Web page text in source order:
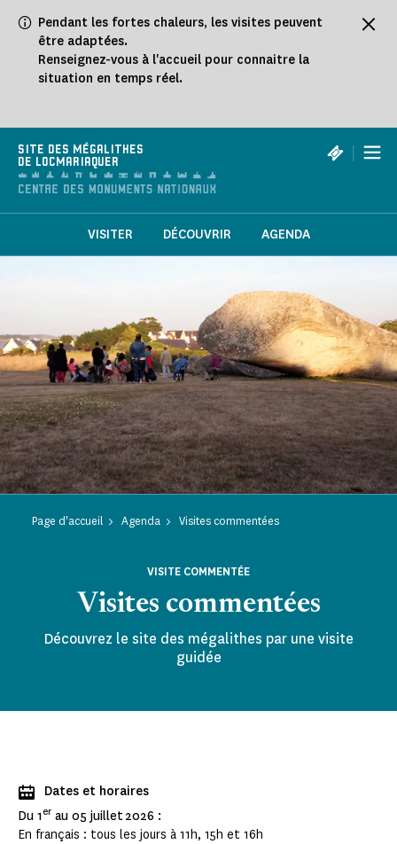
Pendant les fortes chaleurs, les visites peuvent
être adaptées.
Renseignez-vous à l'accueil pour connaitre la
situation en temps réel.
SITE DES MÉGALITHES
DE LOCMARIAQUER
|
VISITER DÉCOUVRIR AGENDA
Page d'accueil Agenda Visites commentées
Visites commentées
VISITE COMMENTÉE
Découvrez le site des mégalithes par une visite
guidée
Dates et horaires
Du 1er au 05 juillet 2026 :
En français : tous les jours à 11h, 15h et 16h